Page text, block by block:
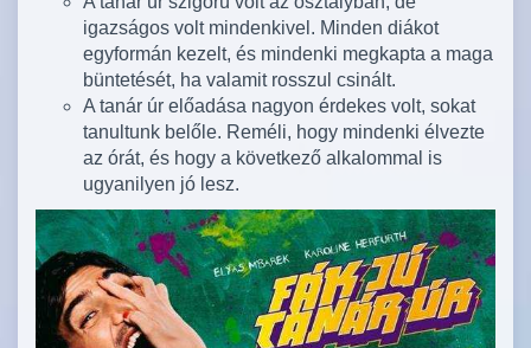
igazságos volt mindenkivel. Minden diákot
egyformán kezelt, és mindenki megkapta a maga
büntetését, ha valamit rosszul csinált.
A tanár úr előadása nagyon érdekes volt, sokat
tanultunk belőle. Reméli, hogy mindenki élvezte
az órát, és hogy a következő alkalommal is
ugyanilyen jó lesz.